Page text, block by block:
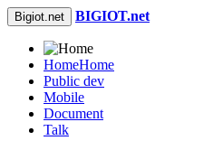
Bigiot.net BIGIOT.net
HomeHome
Public dev
Mobile
Document
Talk